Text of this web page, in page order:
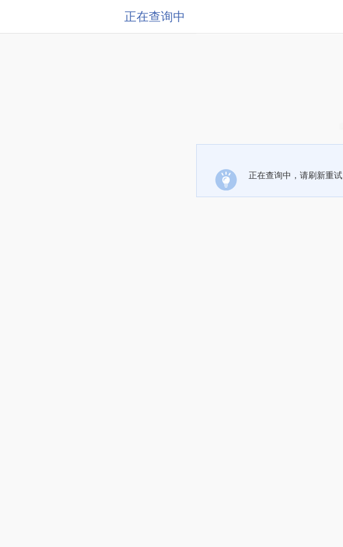
正在查询中
正在查询中，请刷新重试